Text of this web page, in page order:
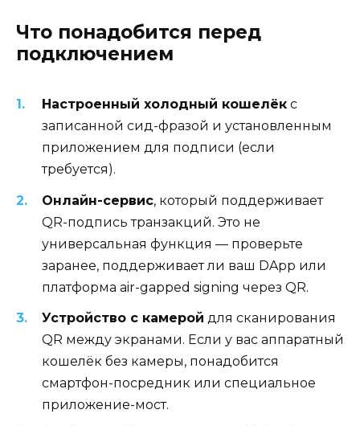
Что понадобится перед
подключением
Настроенный холодный кошелёк с
записанной сид-фразой и установленным
приложением для подписи (если
требуется).
Онлайн-сервис, который поддерживает
QR-подпись транзакций. Это не
универсальная функция — проверьте
заранее, поддерживает ли ваш DApp или
платформа air-gapped signing через QR.
Устройство с камерой для сканирования
QR между экранами. Если у вас аппаратный
кошелёк без камеры, понадобится
смартфон-посредник или специальное
приложение-мост.